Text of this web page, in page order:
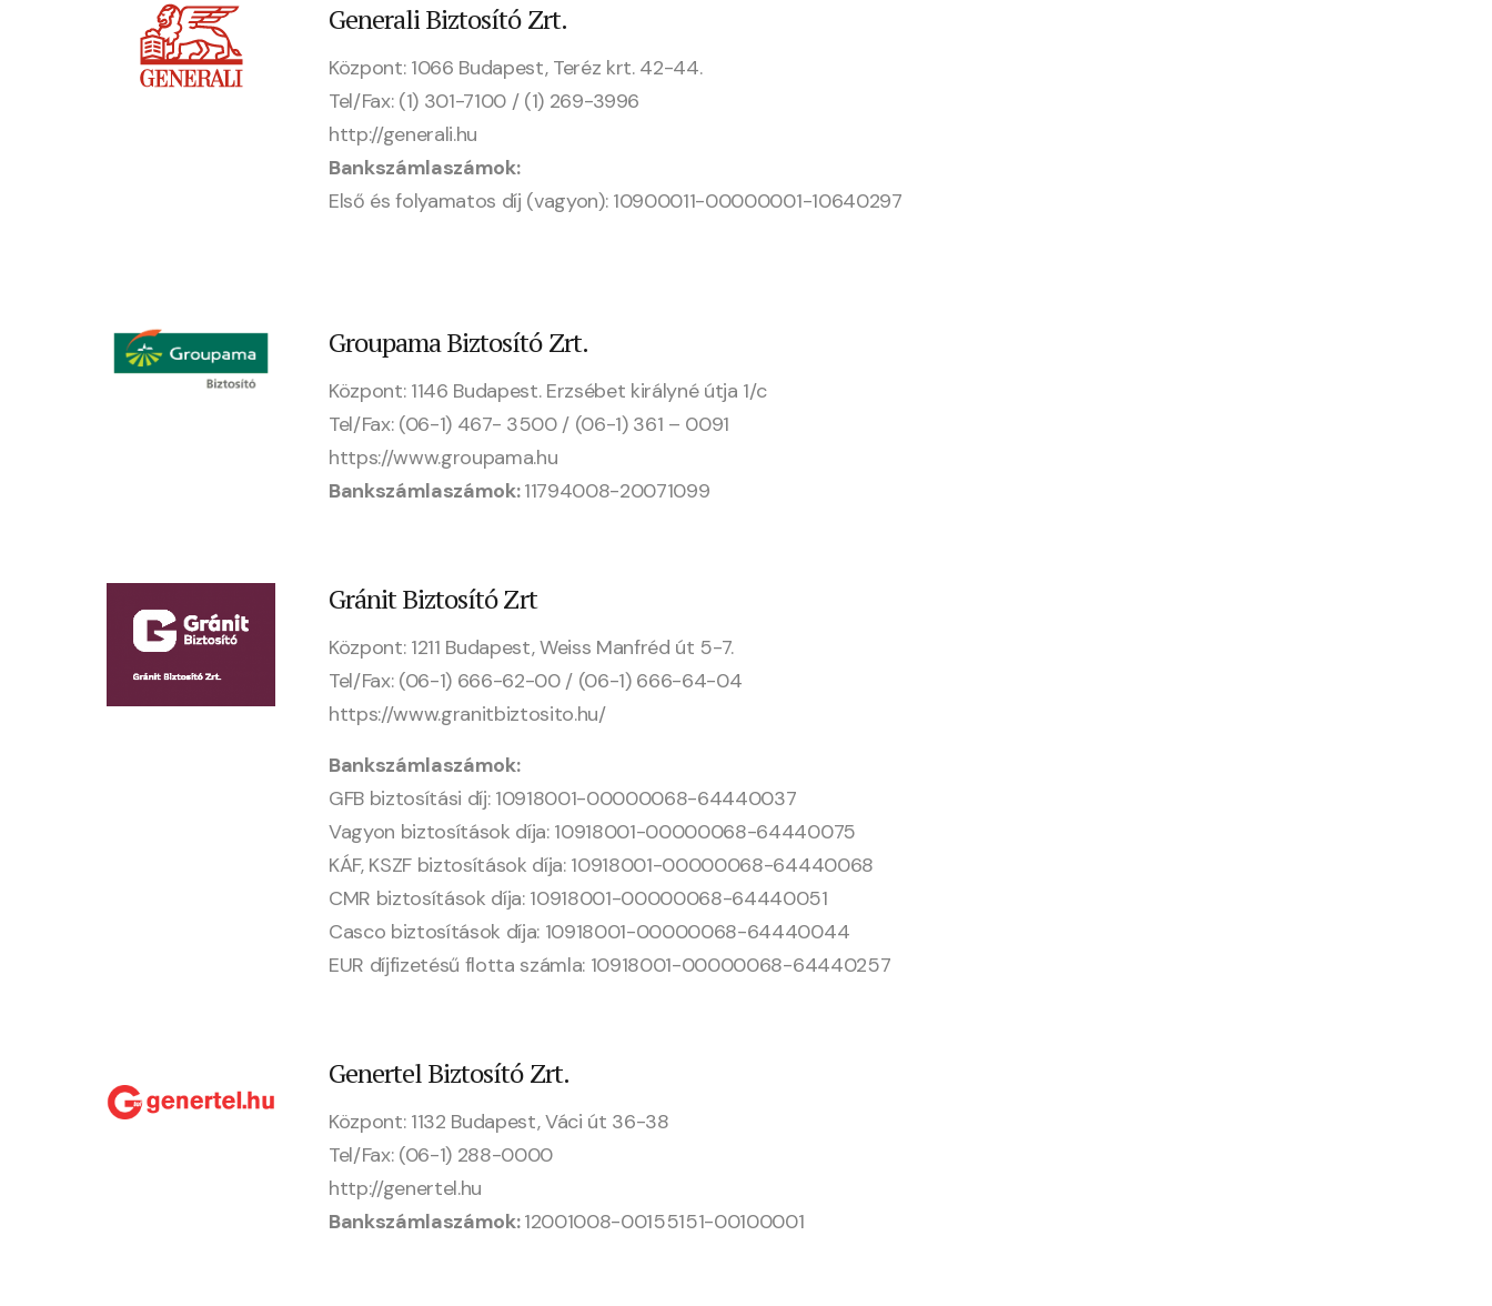
Generali Biztosító Zrt.
Központ: 1066 Budapest, Teréz krt. 42-44.
Tel/Fax: (1) 301-7100 / (1) 269-3996
http://generali.hu
Bankszámlaszámok:
Első és folyamatos díj (vagyon): 10900011-00000001-10640297
Groupama Biztosító Zrt.
Központ: 1146 Budapest. Erzsébet királyné útja 1/c
Tel/Fax: (06-1) 467- 3500 / (06-1) 361 – 0091
https://www.groupama.hu
Bankszámlaszámok:11794008-20071099
Gránit Biztosító Zrt
Központ: 1211 Budapest, Weiss Manfréd út 5-7.
Tel/Fax: (06-1) 666-62-00 / (06-1) 666-64-04
https://www.granitbiztosito.hu/
Bankszámlaszámok:
GFB biztosítási díj: 10918001-00000068-64440037
Vagyon biztosítások díja: 10918001-00000068-64440075
KÁF, KSZF biztosítások díja: 10918001-00000068-64440068
CMR biztosítások díja: 10918001-00000068-64440051
Casco biztosítások díja: 10918001-00000068-64440044
EUR díjfizetésű flotta számla: 10918001-00000068-64440257
Genertel Biztosító Zrt.
Központ: 1132 Budapest, Váci út 36-38
Tel/Fax: (06-1) 288-0000
http://genertel.hu
Bankszámlaszámok:12001008-00155151-00100001